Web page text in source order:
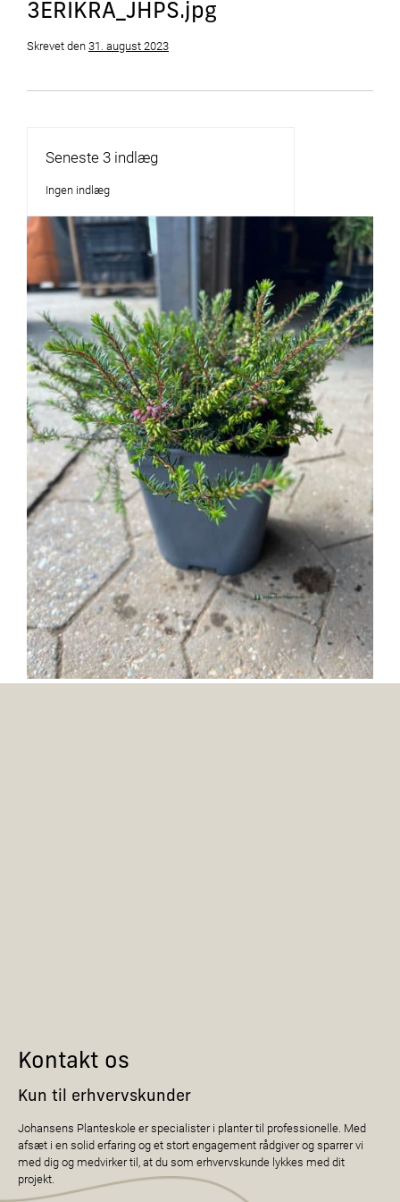
3ERIKRA_JHPS.jpg
Skrevetden31. august 2023
Seneste 3 indlæg
Ingen indlæg
Kontakt os
Kun til erhvervskunder
Johansens Planteskole er specialister i planter til professionelle. Med
afsæt i en solid erfaring og et stort engagement rådgiver og sparrer vi
med dig og medvirker til, at du som erhvervskunde lykkes med dit
projekt.